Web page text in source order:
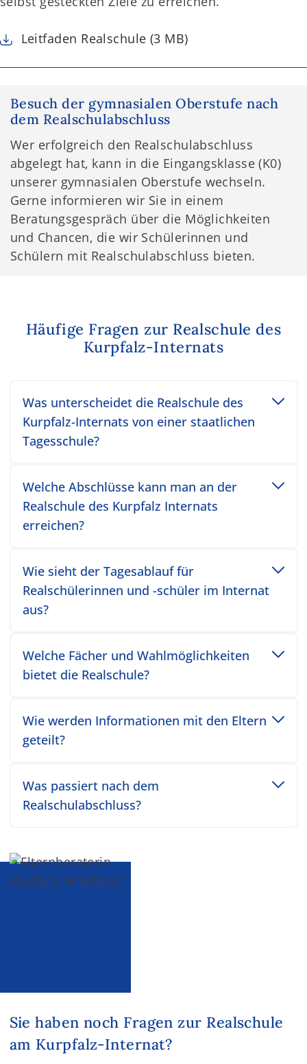
Leitfaden Realschule (3 MB)
Besuch der gymnasialen Oberstufe nach
dem Realschulabschluss
Wer erfolgreich den Realschulabschluss
abgelegt hat, kann in die Eingangsklasse (K0)
unserer gymnasialen Oberstufe wechseln.
Gerne informieren wir Sie in einem
Beratungsgespräch über die Möglichkeiten
und Chancen, die wir Schülerinnen und
Schülern mit Realschulabschluss bieten.
Häufige Fragen zur Realschule des
Kurpfalz-Internats
Sie haben noch Fragen zur Realschule
am Kurpfalz-Internat?
Was unterscheidet die Realschule des
Kurpfalz-Internats von einer staatlichen
Tagesschule?
Toggle accordion item
Welche Abschlüsse kann man an der
Realschule des Kurpfalz Internats
erreichen?
Toggle accordion item
Wie sieht der Tagesablauf für
Realschülerinnen und -schüler im Internat
aus?
Toggle accordion item
Welche Fächer und Wahlmöglichkeiten
bietet die Realschule?
Toggle accordion item
Wie werden Informationen mit den Eltern
geteilt?
Toggle accordion item
Was passiert nach dem
Realschulabschluss?
Toggle accordion item